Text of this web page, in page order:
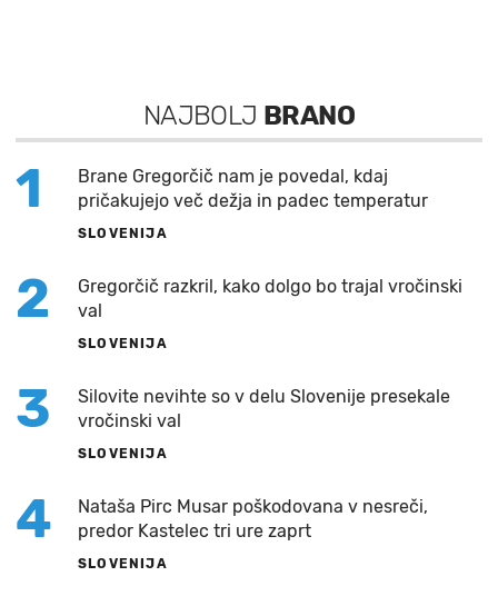
NAJBOLJ BRANO
1
Brane Gregorčič nam je povedal, kdaj
pričakujejo več dežja in padec temperatur
SLOVENIJA
2
Gregorčič razkril, kako dolgo bo trajal vročinski
val
SLOVENIJA
3
Silovite nevihte so v delu Slovenije presekale
vročinski val
SLOVENIJA
4
Nataša Pirc Musar poškodovana v nesreči,
predor Kastelec tri ure zaprt
SLOVENIJA